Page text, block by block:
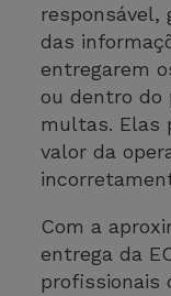
responsável,
das
entregarem
ou dentro do
multas. Elas
valor da
Com a
entrega da
profissionais